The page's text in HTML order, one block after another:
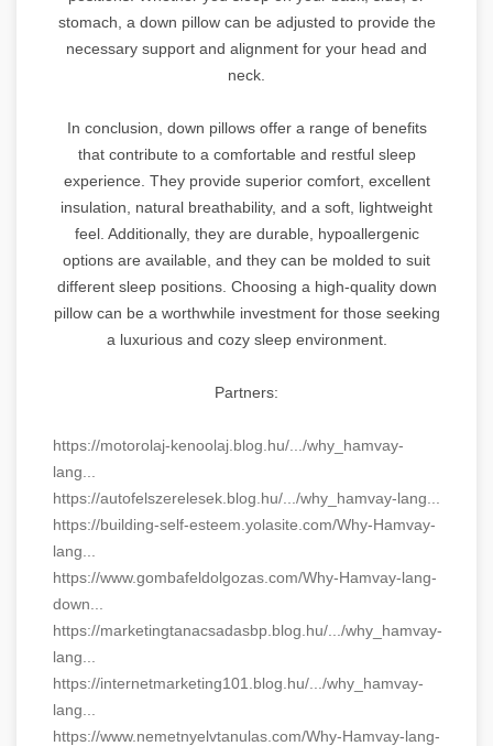
stomach, a down pillow can be adjusted to provide the
necessary support and alignment for your head and
neck.
In conclusion, down pillows offer a range of benefits
that contribute to a comfortable and restful sleep
experience. They provide superior comfort, excellent
insulation, natural breathability, and a soft, lightweight
feel. Additionally, they are durable, hypoallergenic
options are available, and they can be molded to suit
different sleep positions. Choosing a high-quality down
pillow can be a worthwhile investment for those seeking
a luxurious and cozy sleep environment.
Partners:
https://motorolaj-kenoolaj.blog.hu/.../why_hamvay-
lang...
https://autofelszerelesek.blog.hu/.../why_hamvay-lang...
https://building-self-esteem.yolasite.com/Why-Hamvay-
lang...
https://www.gombafeldolgozas.com/Why-Hamvay-lang-
down...
https://marketingtanacsadasbp.blog.hu/.../why_hamvay-
lang...
https://internetmarketing101.blog.hu/.../why_hamvay-
lang...
https://www.nemetnyelvtanulas.com/Why-Hamvay-lang-